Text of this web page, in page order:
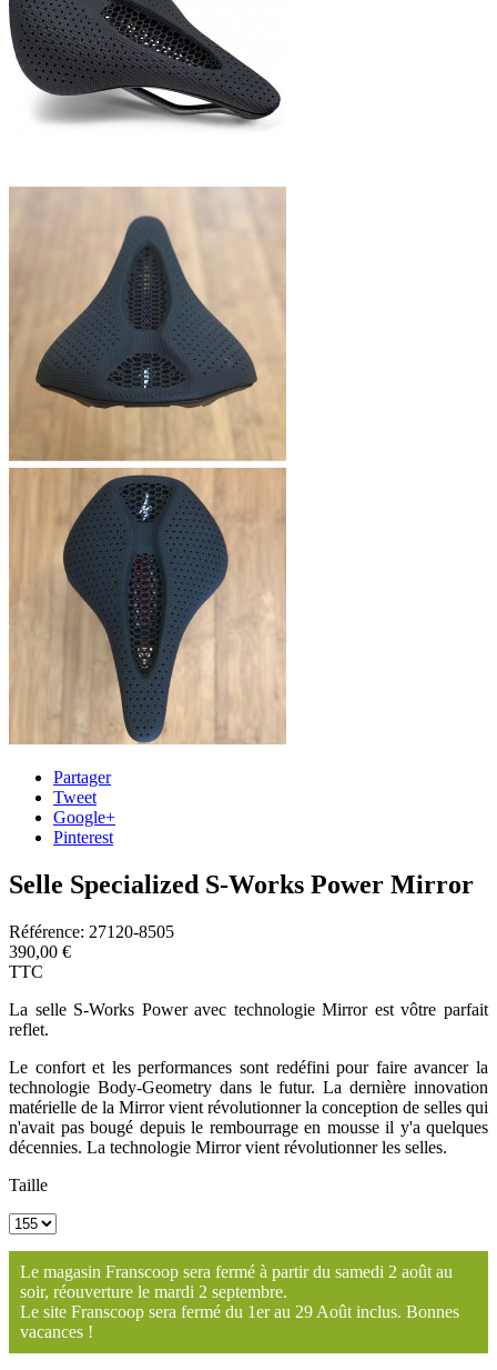
Partager
Tweet
Google+
Pinterest
Selle Specialized S-Works Power Mirror
Référence: 27120-8505
390,00 €
TTC
La selle S-Works Power avec technologie Mirror est vôtre parfait
reflet.
Le confort et les performances sont redéfini pour faire avancer la
technologie Body-Geometry dans le futur. La dernière innovation
matérielle de la Mirror vient révolutionner la conception de selles qui
n'avait pas bougé depuis le rembourrage en mousse il y'a quelques
décennies. La technologie Mirror vient révolutionner les selles.
Taille
Le magasin Franscoop sera fermé à partir du samedi 2 août au
soir, réouverture le mardi 2 septembre.
Le site Franscoop sera fermé du 1er au 29 Août inclus. Bonnes
vacances !